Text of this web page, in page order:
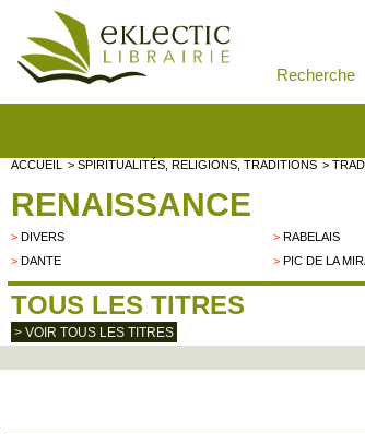
Recherche
ACCUEIL > SPIRITUALITÉS, RELIGIONS, TRADITIONS >
RENAISSANCE
> DIVERS >RABELAIS
> DANTE >PIC DE LA
TOUS LES TITRES
> VOIR TOUS LES TITRES